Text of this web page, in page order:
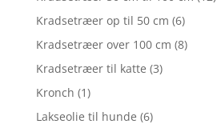
Kradsetræer op til 50 cm (6)
Kradsetræer over 100 cm (8)
Kradsetræer til katte (3)
Kronch (1)
Lakseolie til hunde (6)